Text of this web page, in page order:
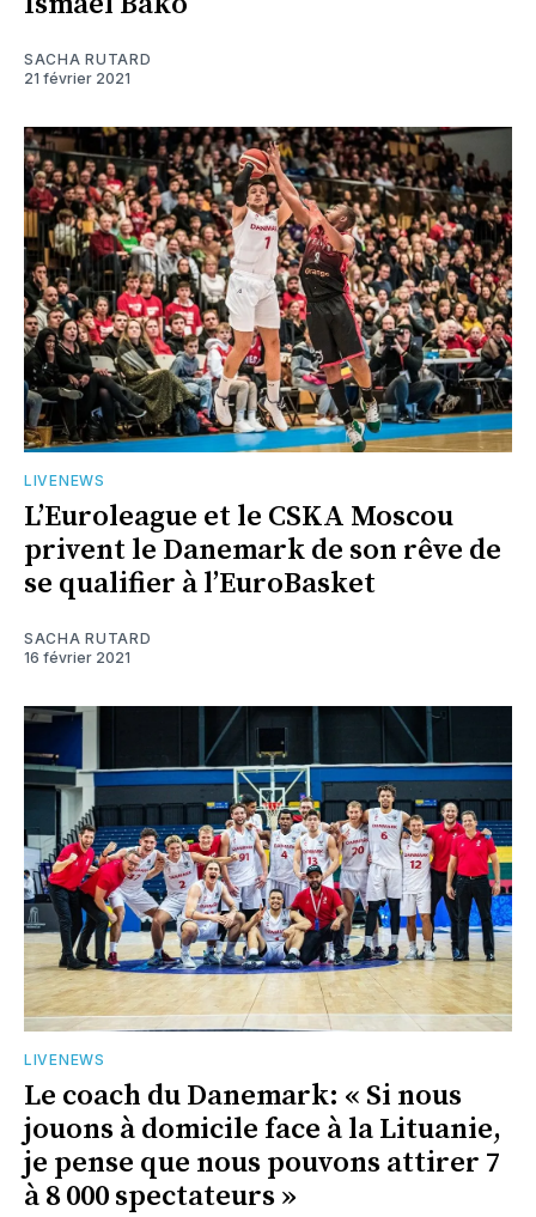
SACHA RUTARD
21 février 2021
LIVENEWS
L’Euroleague et le CSKA Moscou
privent le Danemark de son rêve de
se qualifier à l’EuroBasket
SACHA RUTARD
16 février 2021
LIVENEWS
Le coach du Danemark: « Si nous
jouons à domicile face à la Lituanie,
je pense que nous pouvons attirer 7
à 8 000 spectateurs »